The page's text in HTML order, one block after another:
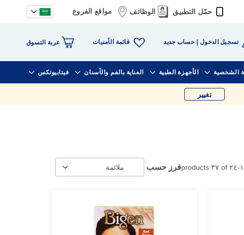
حمّل التطبيق الوظائف مواقع الفروع
تسجيل الدخول حساب جديد قائمة الأمنيات عربة التسوق
الشخصية الأجهزة الطبية العناية بالفم والأسنان فيتابيوتكس
تغيير
١-٢٤ ٣٧ فرز حسب